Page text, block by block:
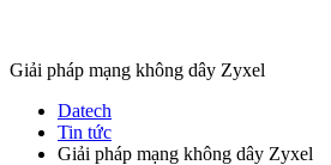
Giải pháp mạng không dây Zyxel
Datech
Tin tức
Giải pháp mạng không dây Zyxel